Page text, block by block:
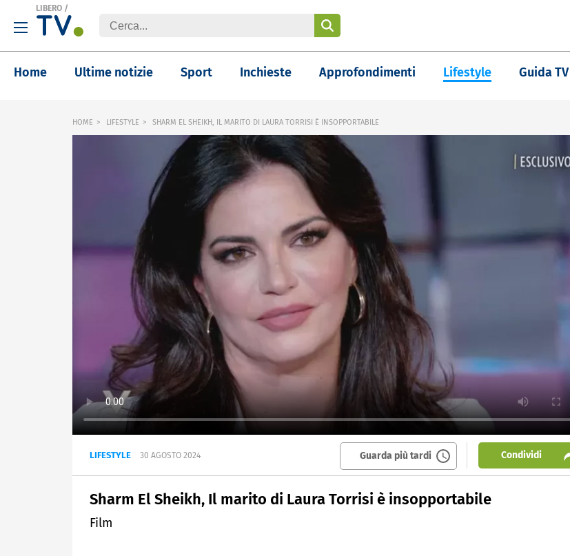
LIBERO /
Home Ultime notizie Sport Inchieste Approfondimenti Lifestyle Guida TV
HOME LIFESTYLE SHARM EL SHEIKH, IL MARITO DI LAURA TORRISI È INSOPPORTABILE
LIFESTYLE 30 AGOSTO 2024 Guarda più tardi Condividi
Sharm El Sheikh, Il marito di Laura Torrisi è insopportabile
Film